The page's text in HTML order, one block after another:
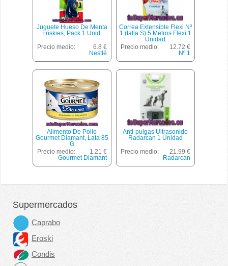
Juguete Hueso De Menta
Friskies, Pack 1 Unid.
Precio medio:
6.8 €
Nestlé
Correa Extensible Flexi Nº
1 (talla S) 5 Metros Flexi 1
Unidad
Precio medio:
12.72 €
Nº 1
Alimento De Pollo
Gourmet Diamant, Lata 85
G
Precio medio:
1.21 €
Gourmet Diamant
Anti-pulgas Ultrasonido
Radarcan 1 Unidad
Precio medio:
21.99 €
Radarcan
Supermercados
Caprabo
Eroski
Condis